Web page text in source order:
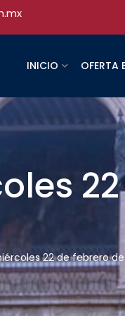
INICIO OFERTA
22 de febrero